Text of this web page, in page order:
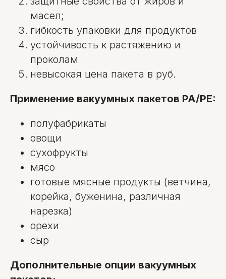
масел;
гибкость упаковки для продуктов
устойчивость к растяжению и
проколам
невысокая цена пакета в руб.
Применение вакуумных пакетов PA/PE:
полуфабрикаты
овощи
сухофрукты
мясо
готовые мясные продукты (ветчина,
корейка, буженина, различная
нарезка)
орехи
сыр
Дополнительные опции вакуумных